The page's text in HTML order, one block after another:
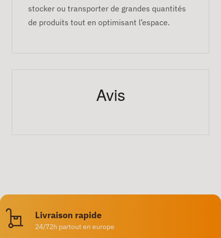
stocker ou transporter de grandes quantités
de produits tout en optimisant l’espace.
Avis
Livraison rapide
24/72h partout en europe